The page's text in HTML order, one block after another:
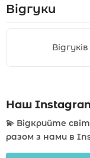
Відгуки
Наш
💫 Відкрийте
разом з нами в